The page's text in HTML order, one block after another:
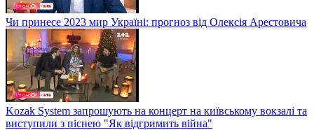
Чи принесе 2023 мир Україні: прогноз від Олексія Арестовича
Kozak System запрошують на концерт на київському вокзалі та
виступили з піснею "Як відгримить війна"